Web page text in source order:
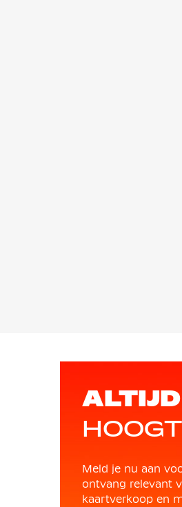
Meld je nu aan
ontvang relevant
kaartverkoop en